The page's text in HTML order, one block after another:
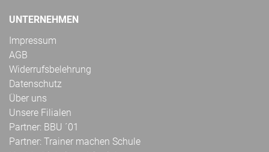
UNTERNEHMEN
Impressum
AGB
Widerrufsbelehrung
Datenschutz
Über uns
Unsere Filialen
Partner: BBU ´01
Partner: Trainer machen Schule